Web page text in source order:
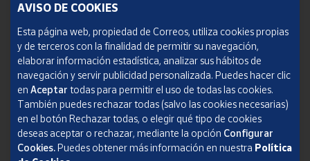
Política de cookies
Aviso legal
Condiciones del servicio
Política de Privacidad Web
Informe de transparencia
AVISO DE COOKIES
Esta página web, propiedad de Correos, utiliza cookies propias
y de terceros con la finalidad de permitir su navegación,
elaborar información estadística, analizar sus hábitos de
navegación y servir publicidad personalizada. Puedes hacer clic
en Aceptar todas para permitir el uso de todas las cookies.
También puedes rechazar todas (salvo las cookies necesarias)
en el botón Rechazar todas, o elegir qué tipo de cookies
deseas aceptar o rechazar, mediante la opción Configurar
Cookies.Puedes obtener más información en nuestra Política